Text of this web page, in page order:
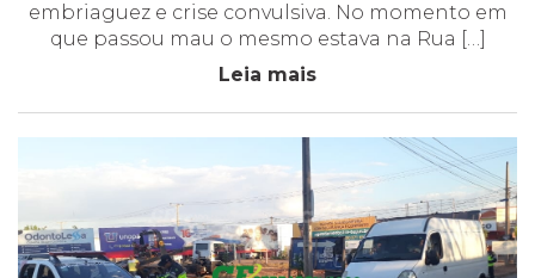
embriaguez e crise convulsiva. No momento em
que passou mau o mesmo estava na Rua […]
Leia mais